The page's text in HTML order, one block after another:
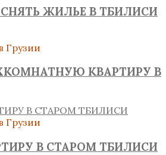
ЖИЛЬЕ В ТБИЛИСИ
Грузии
КВАРТИРУ В
Грузии
В СТАРОМ ТБИЛИСИ